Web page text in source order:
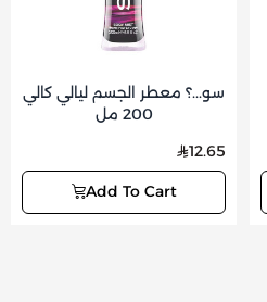
سو...؟ معطر الجسم ليالي كالي
200 مل
12.65
Add To Cart